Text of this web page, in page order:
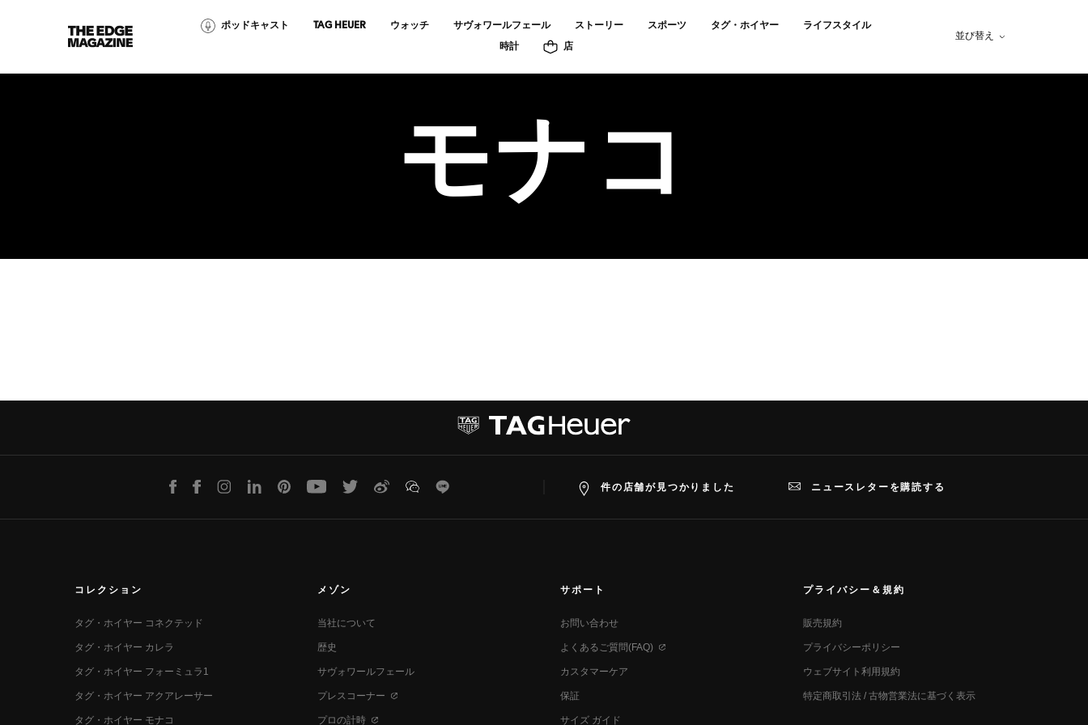
The
Edge
Magazine
ポッドキャスト TAG HEUER ウォッチ サヴォワールフェール ストーリー スポーツ タグ・ホイヤー ライフスタイル
時計 店
並び替え
モナコ
LINE FacebookInstagramLinkedInPinterest YoutubeTwitter WeiboWeChatLine 件の店舗が見つかりました ニュースレターを購読する
コレクション
タグ・ホイヤー コネクテッド
タグ・ホイヤー カレラ
タグ・ホイヤー フォーミュラ1
タグ・ホイヤー アクアレーサー
タグ・ホイヤー モナコ
メゾン
当社について
歴史
サヴォワールフェール
プレスコーナー
プロの計時
サポート
お問い合わせ
よくあるご質問(FAQ)
カスタマーケア
保証
サイズ ガイド
プライバシー＆規約
販売規約
プライバシーポリシー
ウェブサイト利用規約
特定商取引法 / 古物営業法に基づく表示